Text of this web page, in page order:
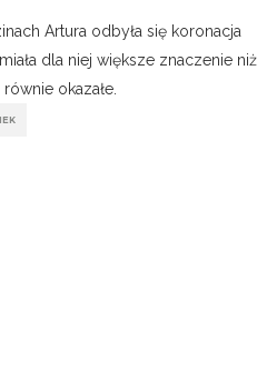
Artura odbyła się koronacja
dla niej większe znaczenie niż
okazałe.